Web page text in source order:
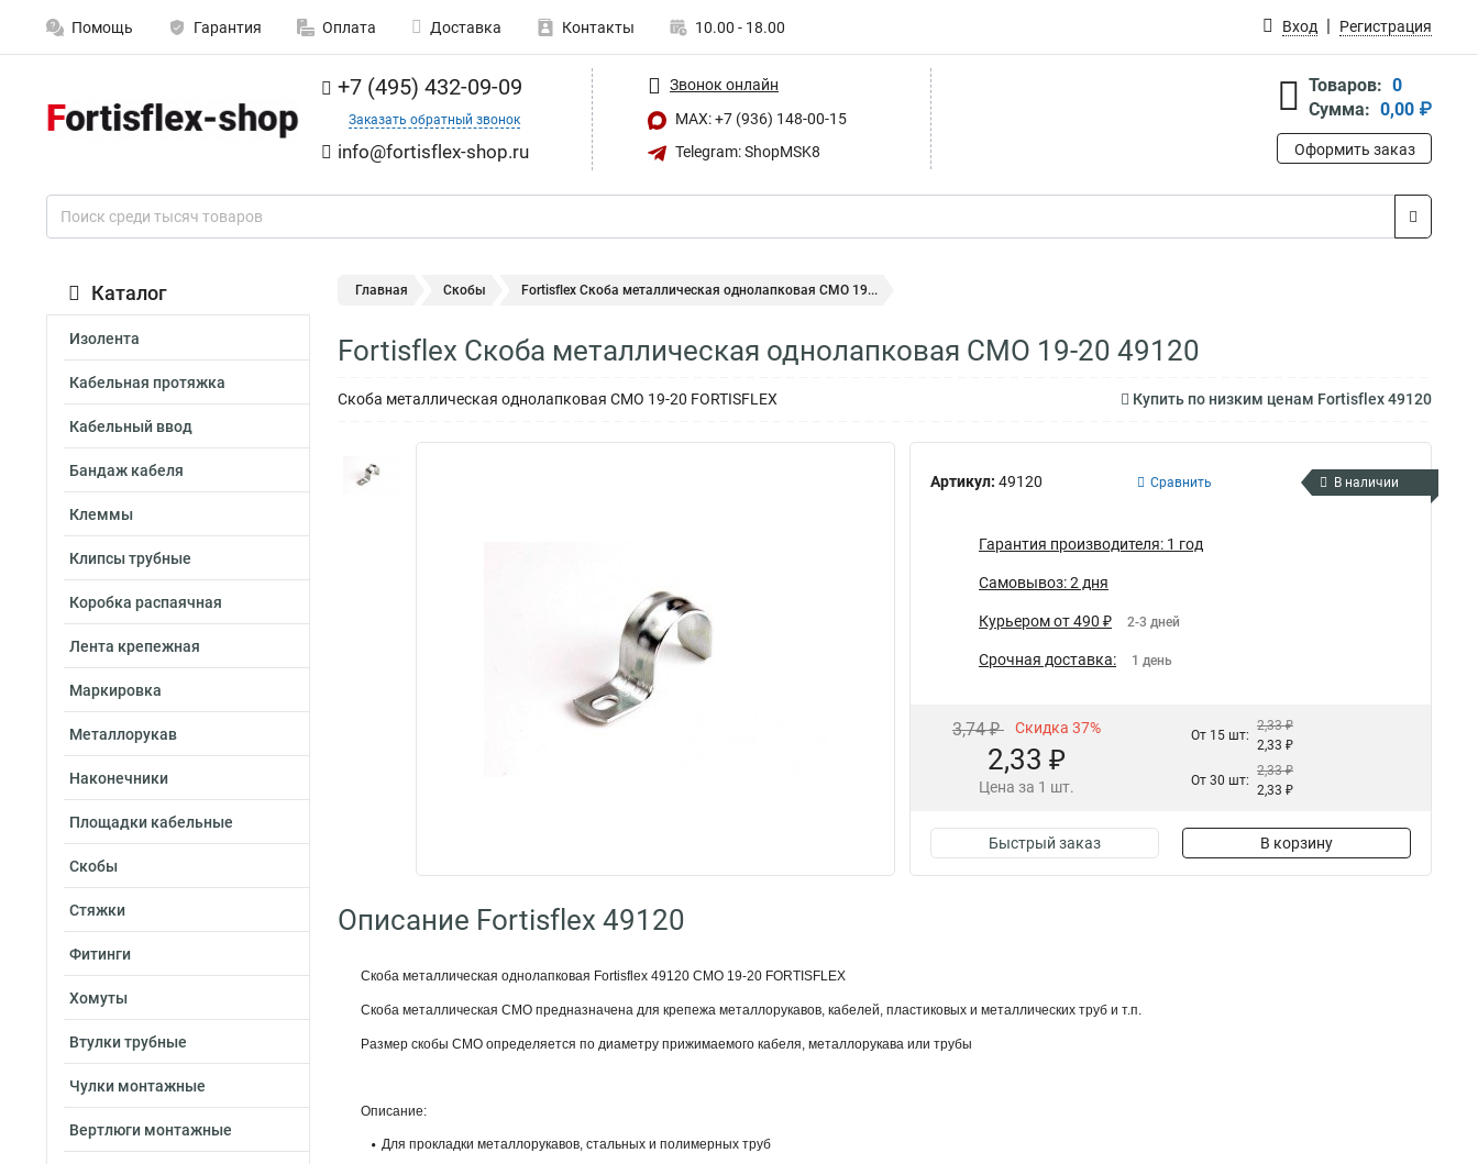
Помощь Гарантия Оплата Доставка Контакты 10.00 - 18.00 Вход Регистрация
+7 (495) 432-09-09
Заказать обратный звонок
info@fortisflex-shop.ru
Звонок онлайн
MAX: +7 (936) 148-00-15
Telegram: ShopMSK8
Товаров: 0
Сумма: 0,00 ₽
Оформить заказ
Каталог
Изолента
Кабельная протяжка
Кабельный ввод
Бандаж кабеля
Клеммы
Клипсы трубные
Коробка распаячная
Лента крепежная
Маркировка
Металлорукав
Наконечники
Площадки кабельные
Скобы
Стяжки
Фитинги
Хомуты
Втулки трубные
Чулки монтажные
Вертлюги монтажные
Главная Скобы Fortisflex Скоба металлическая однолапковая СМО 19...
Fortisflex Скоба металлическая однолапковая СМО 19-20 49120
Скоба металлическая однолапковая СМО 19-20 FORTISFLEX Купить по низким ценам Fortisflex 49120
Артикул: 49120 Сравнить В наличии
Гарантия производителя: 1 год
Самовывоз: 2 дня
Курьером от 490 ₽ 2-3 дней
Срочная доставка: 1 день
3,74 ₽ Скидка 37%
2,33 ₽
Цена за 1 шт.
От 15 шт:
2,33 ₽
2,33 ₽
От 30 шт:
2,33 ₽
2,33 ₽
Быстрый заказ В корзину
Описание Fortisflex 49120
Скоба металлическая однолапковая Fortisflex 49120 СМО 19-20 FORTISFLEX
Скоба металлическая СМО предназначена для крепежа металлорукавов, кабелей, пластиковых и металлических труб и т.п.
Размер скобы СМО определяется по диаметру прижимаемого кабеля, металлорукава или трубы
Описание:
Для прокладки металлорукавов, стальных и полимерных труб